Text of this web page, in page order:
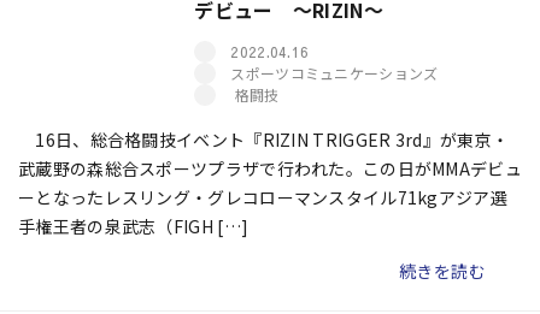
デビュー ～RIZIN～
2022.04.16
スポーツコミュニケーションズ
格闘技
16日、総合格闘技イベント『RIZIN TRIGGER 3rd』が東京・
武蔵野の森総合スポーツプラザで行われた。この日がMMAデビュ
ーとなったレスリング・グレコローマンスタイル71kgアジア選
手権王者の泉武志（FIGH […]
続きを読む